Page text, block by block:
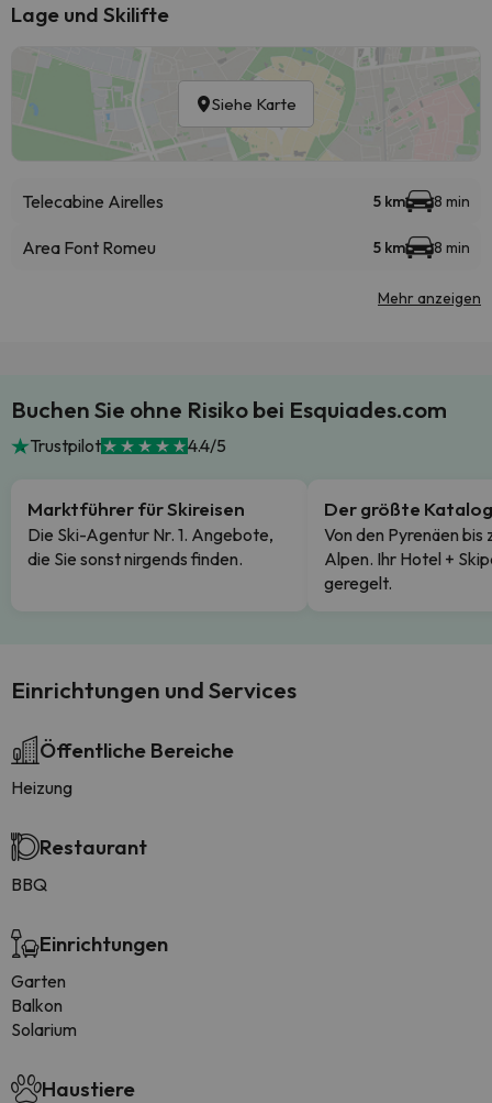
Lage und Skilifte
Siehe Karte
Telecabine Airelles 5 km 8 min
Area Font Romeu 5 km 8 min
Mehr anzeigen
Buchen Sie ohne Risiko bei Esquiades.com
Trustpilot 4.4/5
Marktführer für Skireisen
Die Ski-Agentur Nr. 1. Angebote,
die Sie sonst nirgends finden.
Der größte Katalog
Von den Pyrenäen bis
Alpen. Ihr Hotel +
geregelt.
Einrichtungen und Services
Öffentliche Bereiche
Heizung
Restaurant
BBQ
Einrichtungen
Garten
Balkon
Solarium
Haustiere